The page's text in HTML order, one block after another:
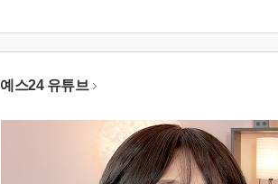
예스24 유튜브